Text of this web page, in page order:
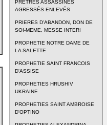
PRÊTRES ASSASSINÉS
AGRESSÉS ENLEVÉS
PRIERES D'ABANDON, DON DE
SOI-MEME, MESSE INTERI
PROPHETIE NOTRE DAME DE
LA SALETTE
PROPHETIE SAINT FRANCOIS
D'ASSISE
PROPHETIES HRUSHIV
UKRAINE
PROPHETIES SAINT AMBROISE
D'OPTINO